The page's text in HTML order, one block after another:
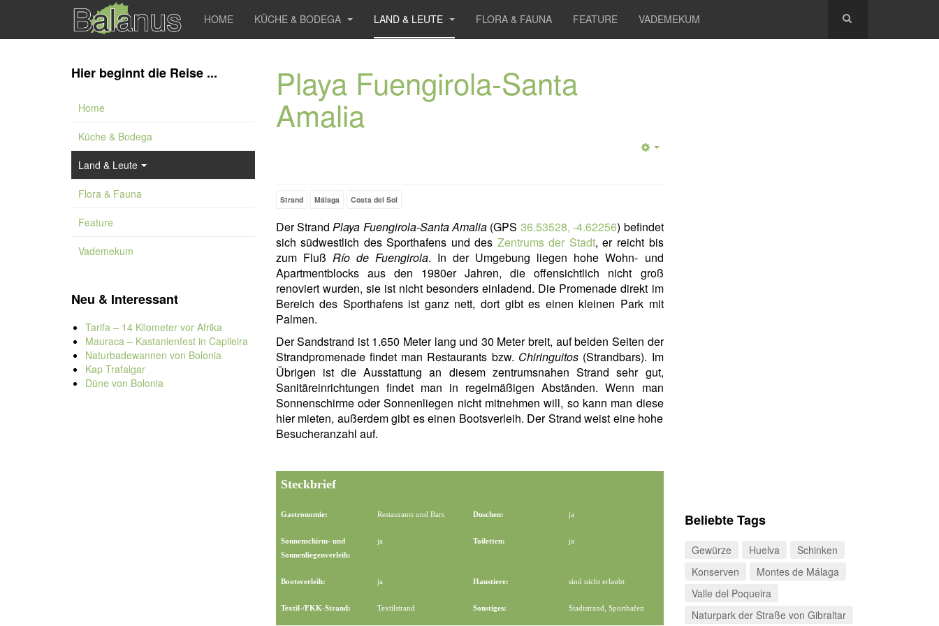
HOME KÜCHE & BODEGA LAND & LEUTE FLORA & FAUNA FEATURE VADEMEKUM
Playa Fuengirola-Santa
Amalia
Strand Málaga Costa del Sol
Der StrandPlaya Fuengirola-Santa Amalia (GPS 36.53528, -4.62256) befindet
sich südwestlich des Sporthafens und des Zentrums der Stadt, er reicht bis
zum Fluß Río de Fuengirola. In der Umgebung liegen hohe Wohn- und
Apartmentblocks aus den 1980er Jahren, die offensichtlich nicht groß
renoviert wurden, sie ist nicht besonders einladend. Die Promenade direkt im
Bereich des Sporthafens ist ganz nett, dort gibt es einen kleinen Park mit
Palmen.
Der Sandstrand ist 1.650 Meter lang und 30 Meter breit, auf beiden Seiten der
Strandpromenade findet man Restaurants bzw. Chiringuitos(Strandbars). Im
Übrigen ist die Ausstattung an diesem zentrumsnahen Strand sehr gut,
Sanitäreinrichtungen findet man in regelmäßigen Abständen. Wenn man
Sonnenschirme oder Sonnenliegen nicht mitnehmen will, so kann man diese
hier mieten, außerdem gibt es einen Bootsverleih. Der Strand weist eine hohe
Besucheranzahl auf.
Steckbrief
Gastronomie: Restaurants und Bars Duschen: ja
Sonnenschirm- und
Sonnenliegenverleih:
ja Toiletten: ja
Bootsverleih: ja Haustiere: sind nicht erlaubt
Textil-/FKK-Strand: Textilstrand Sonstiges: Stadtstrand, Sporthafen
Hier beginnt die Reise ...
Home
Küche & Bodega
Land & Leute
Flora & Fauna
Feature
Vademekum
Neu & Interessant
Tarifa – 14 Kilometer vor Afrika
Mauraca – Kastanienfest in Capileira
Naturbadewannen von Bolonia
Kap Trafalgar
Düne von Bolonia
Beliebte Tags
Gewürze Huelva
Schinken
Konserven
Montes de Málaga
Valle del Poqueira
Naturpark der Straße von Gibraltar